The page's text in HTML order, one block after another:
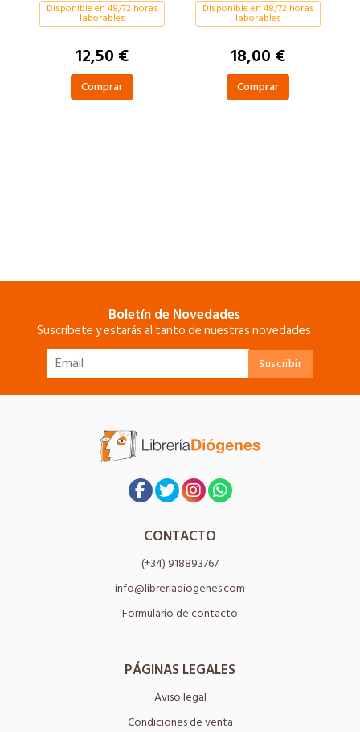
Disponible en 48/72 horas
laborables
12,50 €
Comprar
Disponible en 48/72 horas
laborables
18,00 €
Comprar
Boletín de Novedades
Suscríbete y estarás al tanto de nuestras novedades
CONTACTO
(+34) 918893767
info@libreriadiogenes.com
Formulario de contacto
PÁGINAS LEGALES
Aviso legal
Condiciones de venta